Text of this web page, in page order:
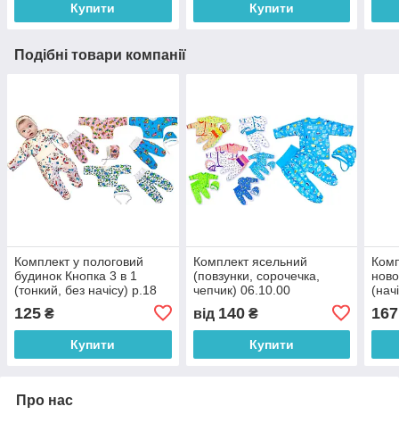
Купити Купити
Подібні товари компанії
Комплект у пологовий
будинок Кнопка 3 в 1
(тонкий, без начісу) р.18
125 ₴
Купити
Комплект ясельний
(повзунки, сорочечка,
чепчик) 06.10.00
від 140₴
Купити
167
Про нас